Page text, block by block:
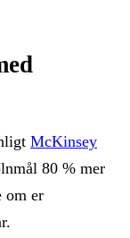
McKinsey
80 % mer
om er